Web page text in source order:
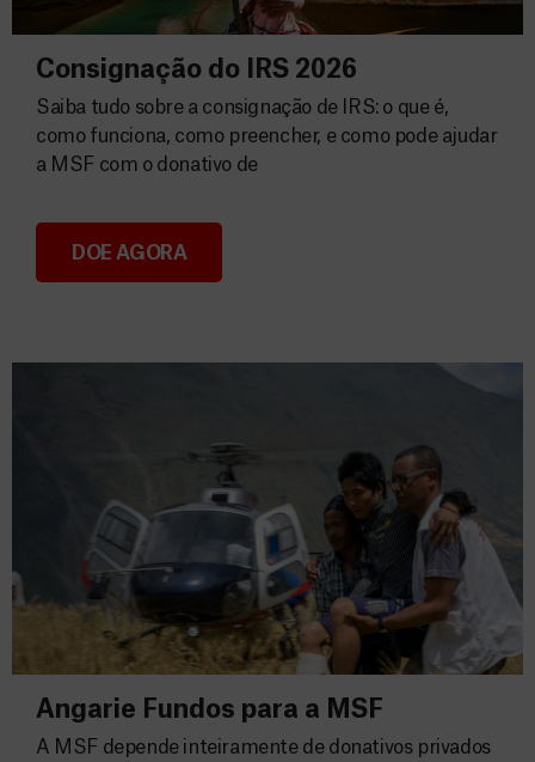
Consignação do IRS 2026
Consignação do IRS 2026
Saiba tudo sobre a consignação de IRS: o que é,
como funciona, como preencher, e como pode ajudar
a MSF com o donativo de
DOE AGORA
Angarie Fundos para a MSF
A MSF depende inteiramente de donativos privados